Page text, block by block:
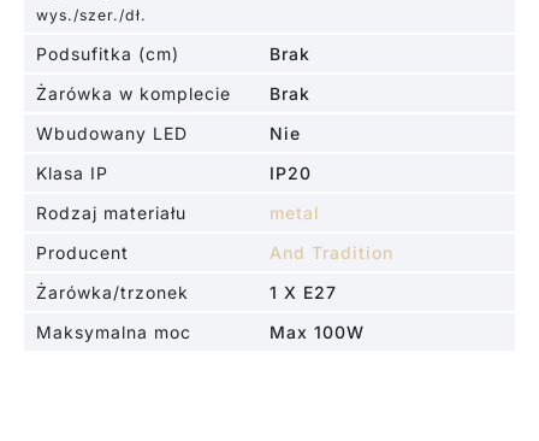
wys./szer./dł.
Podsufitka (cm)
Brak
Żarówka w komplecie
Brak
Wbudowany LED
Nie
Klasa IP
IP20
Rodzaj materiału
metal
Producent
And Tradition
Żarówka/trzonek
1 X E27
Maksymalna moc
Max 100W